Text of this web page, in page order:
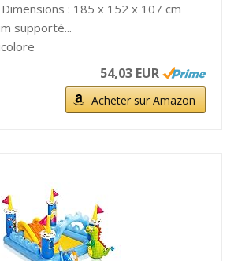
: 185 x 152 x 107 cm
supporté...
54,03 EUR
Acheter sur Amazon